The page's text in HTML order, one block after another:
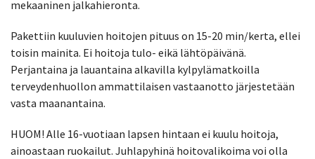
mekaaninen jalkahieronta.
Pakettiin kuuluvien hoitojen pituus on 15-20 min/kerta, ellei
toisin mainita. Ei hoitoja tulo- eikä lähtöpäivänä.
Perjantaina ja lauantaina alkavilla kylpylämatkoilla
terveydenhuollon ammattilaisen vastaanotto järjestetään
vasta maanantaina.
HUOM! Alle 16-vuotiaan lapsen hintaan ei kuulu hoitoja,
ainoastaan ruokailut. Juhlapyhinä hoitovalikoima voi olla